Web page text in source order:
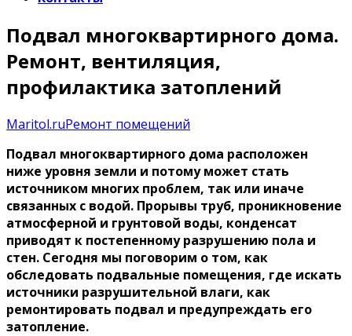
Подвал многоквартирного дома.
Ремонт, вентиляция,
профилактика затоплений
Maritol.ruРемонт помещений
Подвал многоквартирного дома расположен
ниже уровня земли и потому может стать
источником многих проблем, так или иначе
связанных с водой. Прорывы труб, проникновение
атмосферной и грунтовой воды, конденсат
приводят к постепенному разрушению пола и
стен. Сегодня мы поговорим о том, как
обследовать подвальные помещения, где искать
источники разрушительной влаги, как
ремонтировать подвал и предупреждать его
затопление.